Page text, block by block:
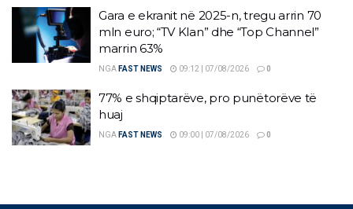
Gara e ekranit në 2025-n, tregu arrin 70
mln euro; “TV Klan” dhe “Top Channel”
marrin 63%
NGA FAST NEWS 09:12 | 07/08/2026 0
77% e shqiptarëve, pro punëtorëve të
huaj
NGA FAST NEWS 09:00 | 07/08/2026 0